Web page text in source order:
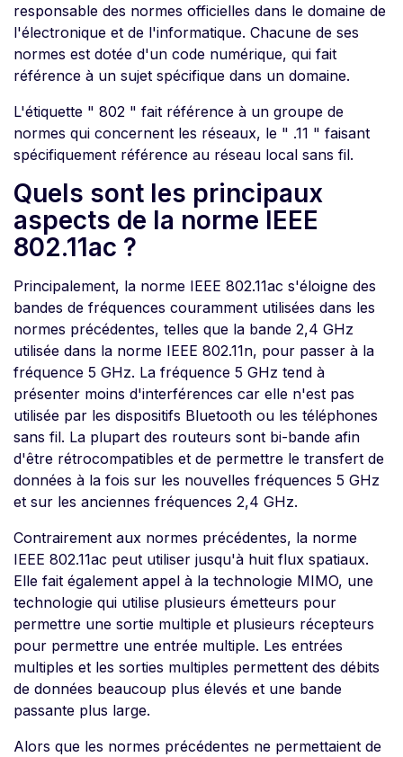
responsable des normes officielles dans le domaine de
l'électronique et de l'informatique. Chacune de ses
normes est dotée d'un code numérique, qui fait
référence à un sujet spécifique dans un domaine.
L'étiquette " 802 " fait référence à un groupe de
normes qui concernent les réseaux, le " .11 " faisant
spécifiquement référence au réseau local sans fil.
Quels sont les principaux
aspects de la norme IEEE
802.11ac ?
Principalement, la norme IEEE 802.11ac s'éloigne des
bandes de fréquences couramment utilisées dans les
normes précédentes, telles que la bande 2,4 GHz
utilisée dans la norme IEEE 802.11n, pour passer à la
fréquence 5 GHz. La fréquence 5 GHz tend à
présenter moins d'interférences car elle n'est pas
utilisée par les dispositifs Bluetooth ou les téléphones
sans fil. La plupart des routeurs sont bi-bande afin
d'être rétrocompatibles et de permettre le transfert de
données à la fois sur les nouvelles fréquences 5 GHz
et sur les anciennes fréquences 2,4 GHz.
Contrairement aux normes précédentes, la norme
IEEE 802.11ac peut utiliser jusqu'à huit flux spatiaux.
Elle fait également appel à la technologie MIMO, une
technologie qui utilise plusieurs émetteurs pour
permettre une sortie multiple et plusieurs récepteurs
pour permettre une entrée multiple. Les entrées
multiples et les sorties multiples permettent des débits
de données beaucoup plus élevés et une bande
passante plus large.
Alors que les normes précédentes ne permettaient de